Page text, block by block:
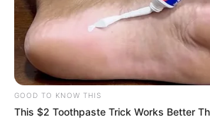
DESTAQUES
FACEBOOK
GOOD TO KNOW THIS
This $2 Toothpaste Trick Works Better